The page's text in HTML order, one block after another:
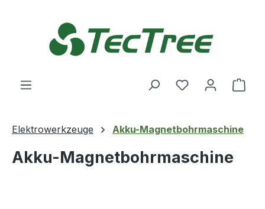
Du hast 0
Elektrowerkzeuge Akku-Magnetbohrmaschine
Akku-Magnetbohrmaschine